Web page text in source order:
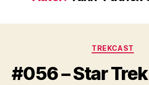
TREKCAST
#056 – Star